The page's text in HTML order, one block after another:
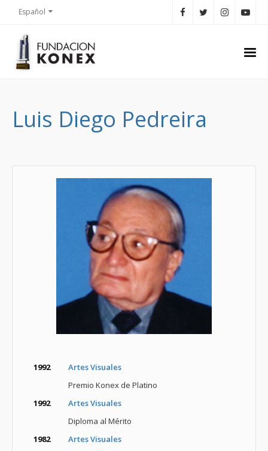
Español
Luis Diego Pedreira
1992
Artes Visuales
Premio Konex de Platino
1992
Artes Visuales
Diploma al Mérito
1982
Artes Visuales